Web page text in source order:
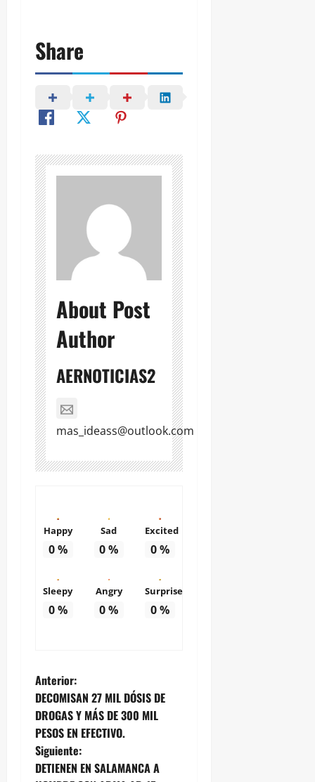
Share
About Post
Author
AERNOTICIAS2
mas_ideass@outlook.com
Happy
0%
Sad
0%
Excited
0%
Sleepy
0%
Angry
0%
Surprise
0%
N
a
v
e
Anterior:
DECOMISAN 27 MIL DÓSIS DE
DROGAS Y MÁS DE 300 MIL
PESOS EN EFECTIVO.
Siguiente:
DETIENEN EN SALAMANCA A